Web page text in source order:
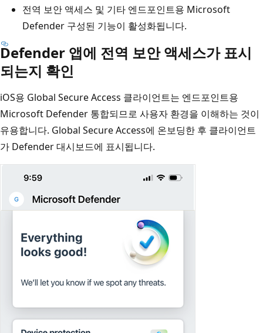
전역 보안 액세스 및 기타 엔드포인트용 Microsoft
Defender 구성된 기능이 활성화됩니다.
Defender 앱에 전역 보안 액세스가 표시
되는지 확인
iOS용 Global Secure Access 클라이언트는 엔드포인트용
Microsoft Defender 통합되므로 사용자 환경을 이해하는 것이
유용합니다. Global Secure Access에 온보딩한 후 클라이언트
가 Defender 대시보드에 표시됩니다.